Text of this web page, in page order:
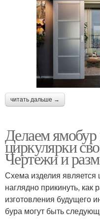
читать дальше →
Делаем ямобур
циркулярки
Чертежи и
Схема изделия
наглядно прикинуть, как
изготовления будущего
бура могут быть